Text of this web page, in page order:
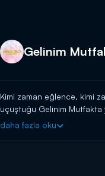
Gelinim
Kimi zaman eğlence, kimi
uçuştuğu Gelinim Mutfakta
Haftanın magazin
daha fazla oku